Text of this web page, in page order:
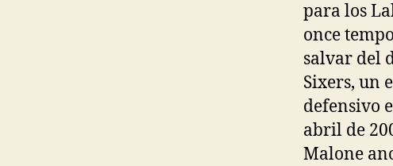
para los
once
salvar del
Sixers, un
defensivo
abril de
Malone